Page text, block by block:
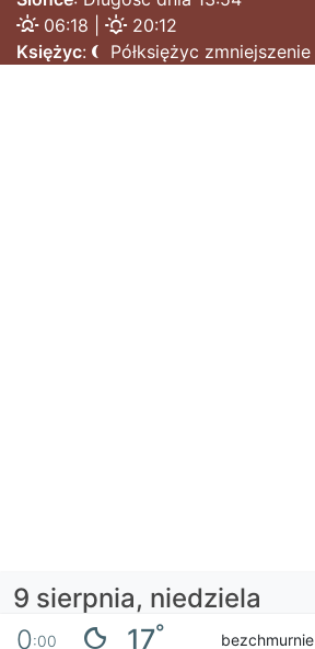
06:18 |
20:12
Księżyc: Półksiężyc zmniejszenie
9 sierpnia, niedziela
0:00 17° bezchmurnie